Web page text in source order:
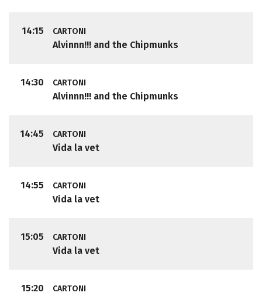
14:15 CARTONI
Alvinnn!!! and the Chipmunks
14:30 CARTONI
Alvinnn!!! and the Chipmunks
14:45 CARTONI
Vida la vet
14:55 CARTONI
Vida la vet
15:05 CARTONI
Vida la vet
15:20 CARTONI